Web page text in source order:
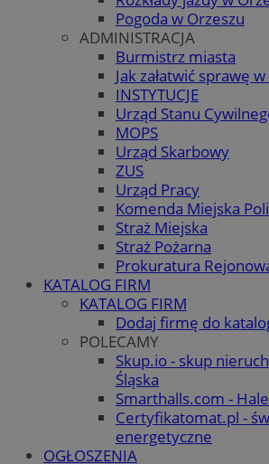
Pogoda w Orzeszu
ADMINISTRACJA
Burmistrz miasta
Jak załatwić sprawę
INSTYTUCJE
Urząd Stanu
MOPS
Urząd Skarbowy
ZUS
Urząd Pracy
Komenda Miejska
Straż Miejska
Straż Pożarna
Prokuratura
KATALOG FIRM
KATALOG FIRM
Dodaj firmę do
POLECAMY
Skup.io - skup
Śląska
Smarthalls.com -
Certyfikatomat.pl -
energetyczne
OGŁOSZENIA